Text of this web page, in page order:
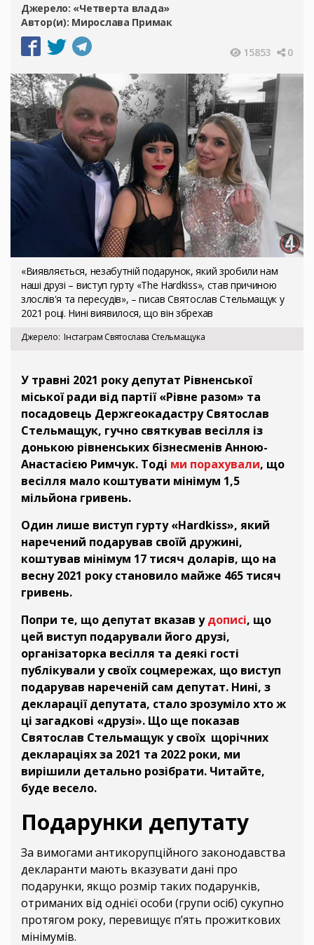
Джерело: «Четверта влада»
Автор(и): Мирослава Примак
15853 0
«Виявляється, незабутній подарунок, який зробили нам
наші друзі – виступ гурту «The Hardkiss», став причиною
злослів'я та пересудів», – писав Святослав Стельмащук у
2021 році. Нині виявилося, що він збрехав
Джерело Інстаграм Святослава Стельмащука
У травні 2021 року депутат Рівненської
міської ради від партії «Рівне разом» та
посадовець Держгеокадастру Святослав
Стельмащук, гучно святкував весілля із
донькою рівненських бізнесменів Анною-
Анастасією Римчук. Тоді ми порахували, що
весілля мало коштувати мінімум 1,5
мільйона гривень.
Один лише виступ гурту «Hardkiss», який
наречений подарував своїй дружині,
коштував мінімум 17 тисяч доларів, що на
весну 2021 року становило майже 465 тисяч
гривень.
Попри те, що депутат вказав удописі, що
цей виступ подарували його друзі,
організаторка весілля та деякі гості
публікували у своїх соцмережах, що виступ
подарував нареченій сам депутат. Нині, з
декларації депутата, стало зрозуміло хто ж
ці загадкові «друзі». Що ще показав
Святослав Стельмащук у своїх щорічних
деклараціях за 2021 та 2022 роки, ми
вирішили детально розібрати. Читайте,
буде весело.
Подарунки депутату
За вимогами антикорупційного законодавства
декларанти мають вказувати дані про
подарунки, якщо розмір таких подарунків,
отриманих від однієї особи (групи осіб) сукупно
протягом року, перевищує п’ять прожиткових
мінімумів.